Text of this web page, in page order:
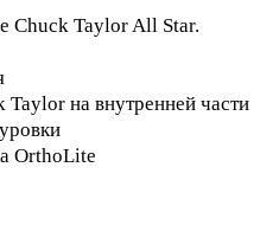
Chuck Taylor All Star.
на внутренней части
OrthoLite